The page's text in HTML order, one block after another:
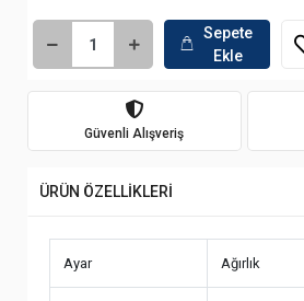
Sepete
Ekle
Güvenli Alışveriş
ÜRÜN ÖZELLİKLERİ
Ayar Ağırlık